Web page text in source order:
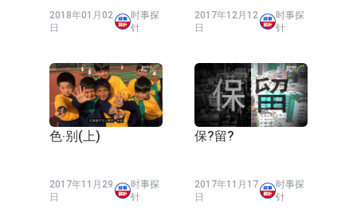
2018年01月02
日
时事探
针
2017年12月12
日
时事探
针
色‧别(上)
2017年11月29
日
时事探
针
保?留?
2017年11月17
日
时事探
针